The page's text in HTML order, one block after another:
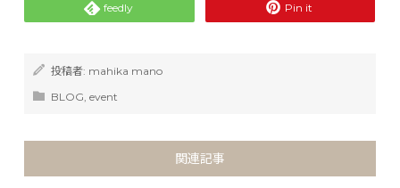
feedly Pin it
投稿者: mahika mano
BLOG ,event
関連記事